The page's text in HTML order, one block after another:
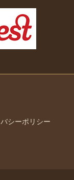
シーポリシー